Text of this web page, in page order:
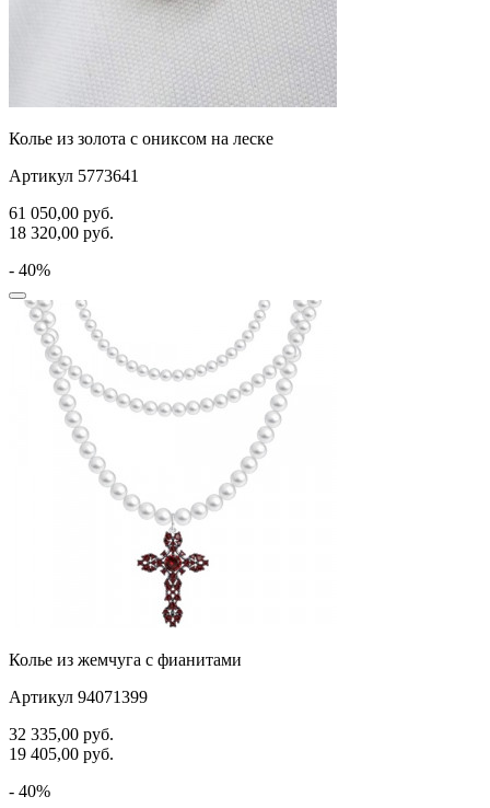
Колье из золота с ониксом на леске
Артикул 5773641
61 050,00 руб.
18 320,00 руб.
- 40%
Колье из жемчуга с фианитами
Артикул 94071399
32 335,00 руб.
19 405,00 руб.
- 40%